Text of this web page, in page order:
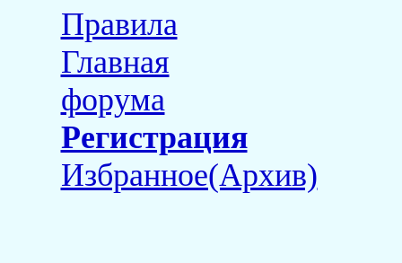
Правила
Главная
форума
Регистрация
Избранное(Архив)